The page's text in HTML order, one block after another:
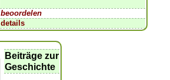
beoordelen
details
Beiträge zur
Geschichte